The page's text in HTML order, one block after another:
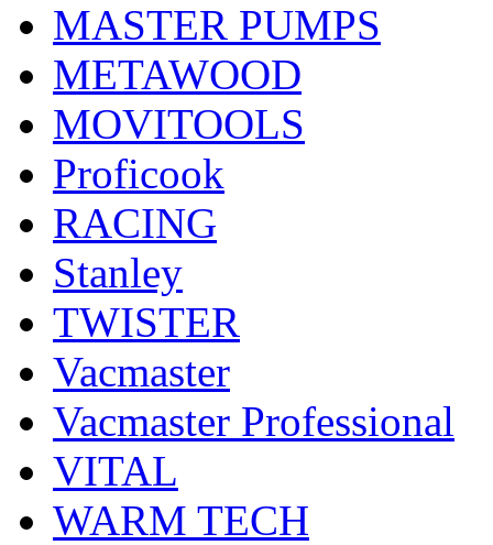
MASTER PUMPS
METAWOOD
MOVITOOLS
Proficook
RACING
Stanley
TWISTER
Vacmaster
Vacmaster Professional
VITAL
WARM TECH